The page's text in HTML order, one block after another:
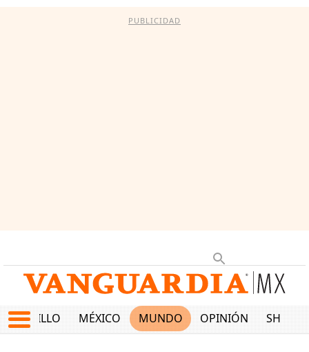
PUBLICIDAD
SALTILLO MÉXICO MUNDO OPINIÓN SHOW